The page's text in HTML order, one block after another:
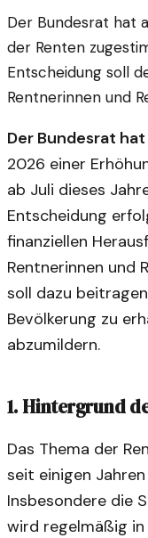
Der Bundesrat hat
der Renten
Entscheidung soll
Rentnerinnen und
Der Bundesrat
2026 einer
ab Juli dieses
Entscheidung
finanziellen
Rentnerinnen und
soll dazu
Bevölkerung zu
abzumildern.
1. Hintergrund
Das Thema der
seit einigen
Insbesondere die
wird regelmäßig in